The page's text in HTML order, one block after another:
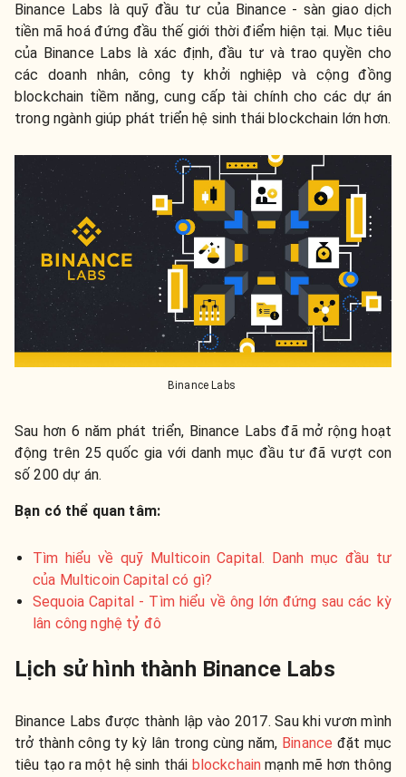
Binance Labs là quỹ đầu tư của Binance - sàn giao dịch
tiền mã hoá đứng đầu thế giới thời điểm hiện tại. Mục tiêu
của Binance Labs là xác định, đầu tư và trao quyền cho
các doanh nhân, công ty khởi nghiệp và cộng đồng
blockchain tiềm năng, cung cấp tài chính cho các dự án
trong ngành giúp phát triển hệ sinh thái blockchain lớn hơn.
Binance Labs
Sau hơn 6 năm phát triển, Binance Labs đã mở rộng hoạt
động trên 25 quốc gia với danh mục đầu tư đã vượt con
số 200 dự án.
Bạn có thể quan tâm:
Tìm hiểu về quỹ Multicoin Capital. Danh mục đầu tư
của Multicoin Capital có gì?
Sequoia Capital - Tìm hiểu về ông lớn đứng sau các kỳ
lân công nghệ tỷ đô
Lịch sử hình thành Binance Labs
Binance Labs được thành lập vào 2017. Sau khi vươn mình
trở thành công ty kỳ lân trong cùng năm, Binance đặt mục
tiêu tạo ra một hệ sinh thái blockchain mạnh mẽ hơn thông